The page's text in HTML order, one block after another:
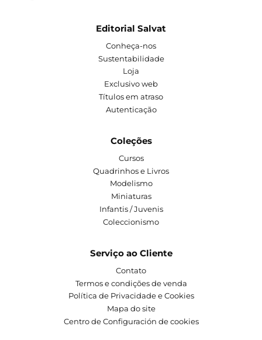
Editorial Salvat
Conheça-nos
Sustentabilidade
Loja
Exclusivo web
Títulos em atraso
Autenticação
Coleções
Cursos
Quadrinhos e Livros
Modelismo
Miniaturas
Infantis / Juvenis
Coleccionismo
Serviço ao Cliente
Contato
Termos e condições de venda
Política de Privacidade e Cookies
Mapa do site
Centro de Configuración de cookies